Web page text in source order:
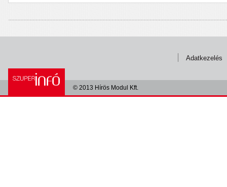
Adatkezelés
© 2013 Hírös Modul Kft.